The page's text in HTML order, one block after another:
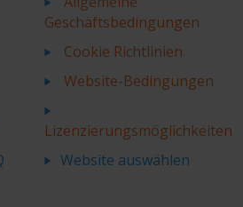
Geschäftsbedingungen
Cookie Richtlinien
Website-Bedingungen
Lizenzierungsmöglichkeiten
Website auswählen